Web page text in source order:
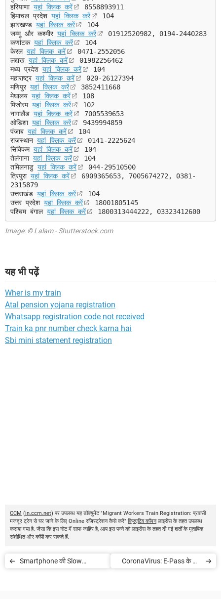
हरियाणा यहां क्लिक करें
8558893911
हिमाचल प्रदेश यहां क्लिक करें
104
झारखण्ड यहां क्लिक करें
104
जम्मू और कश्मीर यहां क्लिक करें
01912520982, 0194-2440283
कर्णाटक यहां क्लिक करें
104
केरल यहां क्लिक करें
0471-2552056
लद्दाख यहां क्लिक करें
01982256462
मध्य प्रदेश यहां क्लिक करें
104
महाराष्ट्र यहां क्लिक करें
020-26127394
मणिपुर यहां क्लिक करें
3852411668
मेघालय यहां क्लिक करें
108
मिजोरम यहां क्लिक करें
102
नागालैंड यहां क्लिक करें
7005539653
ओडिशा यहां क्लिक करें
9439994859
पंजाब यहां क्लिक करें
104
राजस्थान यहां क्लिक करें
0141-2225624
सिक्किम यहां क्लिक करें
104
तेलंगाना यहां क्लिक करें
104
तमिलनाडु यहां क्लिक करें
044-29510500
त्रिपुरा यहां क्लिक करें
6909365653, 7005674272, 0381-
2315879
उत्तराखंड यहां क्लिक करें
104
उत्तर प्रदेश यहां क्लिक करें
18001805145
पश्चिम बंगाल यहां क्लिक करें 1800313444222, 03323412600
Image: © Lalam - Shutterstock.com
यह भी पढ़ें
Wher is my train
Atal pension yojana registration
Whatsapp registration code not received
Train ka pnr number check karna hai
Sbi mini statement registration
CCM (in.ccm.net) पर उपलब्ध यह डॉक्युमेंट "Migrant Workers Train Registration: प्रवासी
मजदूर ट्रेन से घर जाने के लिए Online रजिस्ट्रेशन कैसे करें" क्रिएटिव कॉमनलाइसेंस के तहत उपलब्ध
कराया गया है. जैसा कि इस नोट में साफ जाहिर है, आप इस पन्ने को लाइसेंस के तहत दी गई शर्तों के मुताबिक
संशोधित और कॉपी कर सकते हैं.
Smartphone की Slow
CoronaVirus: E-Pass के लिए